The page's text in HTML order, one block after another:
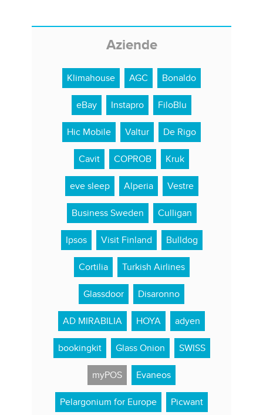
Aziende
Klimahouse AGC Bonaldo
eBay Instapro FiloBlu
Hic Mobile Valtur De Rigo
Cavit COPROB Kruk
eve sleep Alperia Vestre
Business Sweden Culligan
Ipsos Visit Finland Bulldog
Cortilia Turkish Airlines
Glassdoor Disaronno
AD MIRABILIA HOYA adyen
bookingkit Glass Onion SWISS
myPOS Evaneos
Pelargonium for Europe Picwant